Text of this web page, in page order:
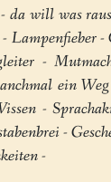
da will was
Lampenfieber
-
ein
-
-
-